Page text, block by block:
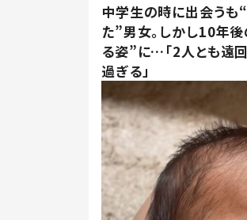
中学生の時に出会うも
た”男女。しかし10年
る姿”に…「2人とも遠
過ぎる」